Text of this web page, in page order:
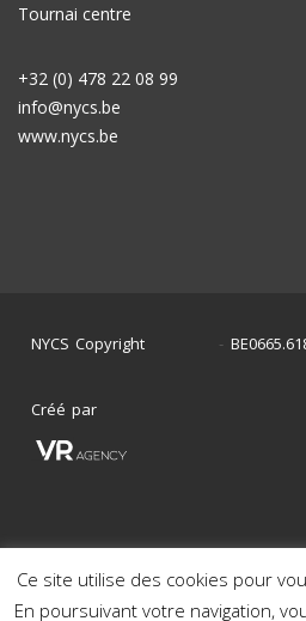
Tournai centre
+32 (0) 478 22 08 99
info@nycs.be
www.nycs.be
NYCS Copyright -
Créé par
Nos
Ce site utilise des cookies pour
En poursuivant votre navigation,